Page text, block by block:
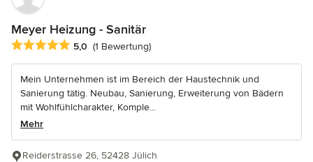
Meyer Heizung - Sanitär
Durchschnittliche Bewertung: 5 von 5 Sternen
5,0 (1 Bewertung)
Mein Unternehmen ist im Bereich der Haustechnik und
Sanierung tätig. Neubau, Sanierung, Erweiterung von Bädern
mit Wohlfühlcharakter, Komple...
Mehr
Reiderstrasse 26, 52428 Jülich